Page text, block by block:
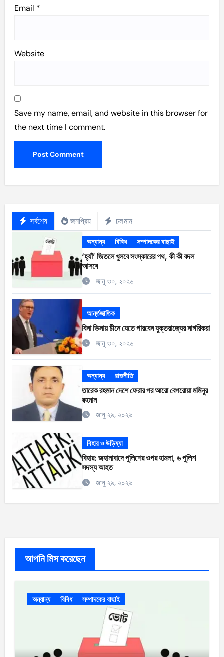
Email *
Website
Save my name, email, and website in this browser for
the next time I comment.
সর্বশেষ জনপ্রিয় চলমান
অন্যান্য বিবিধ সম্পাদকের বাছাই
‘হ্যাঁ’ জিতলে খুলবে সংস্কারের পথ, কী কী বদল
আসবে
জানু ৩০, ২০২৬
আর্ন্তজাতিক
বিনা ভিসায় চীনে যেতে পারবেন যুক্তরাজ্যের নাগরিকরা
জানু ৩০, ২০২৬
অন্যান্য রাজনীতি
তারেক রহমান দেশে ফেরার পর আরো বেপরোয়া মমিনুর
রহমান
জানু ২৯, ২০২৬
বিহার ও উড়িষ্যা
বিহার: জহানাবাদে পুলিশের ওপর হামলা, ৬ পুলিশ
সদস্য আহত
জানু ২৯, ২০২৬
আপনি মিস করেছেন
অন্যান্য বিবিধ সম্পাদকের বাছাই